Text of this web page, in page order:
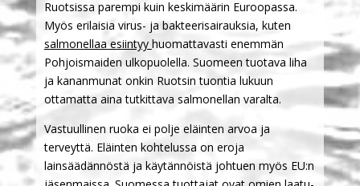
Ruotsissa parempi kuin keskimäärin Euroopassa.
Myös erilaisia virus- ja bakteerisairauksia, kuten
salmonellaa esiintyy huomattavasti enemmän
Pohjoismaiden ulkopuolella. Suomeen tuotava liha
ja kananmunat onkin Ruotsin tuontia lukuun
ottamatta aina tutkittava salmonellan varalta.
Vastuullinen ruoka ei polje eläinten arvoa ja
terveyttä. Eläinten kohtelussa on eroja
lainsäädännöstä ja käytännöistä johtuen myös EU:n